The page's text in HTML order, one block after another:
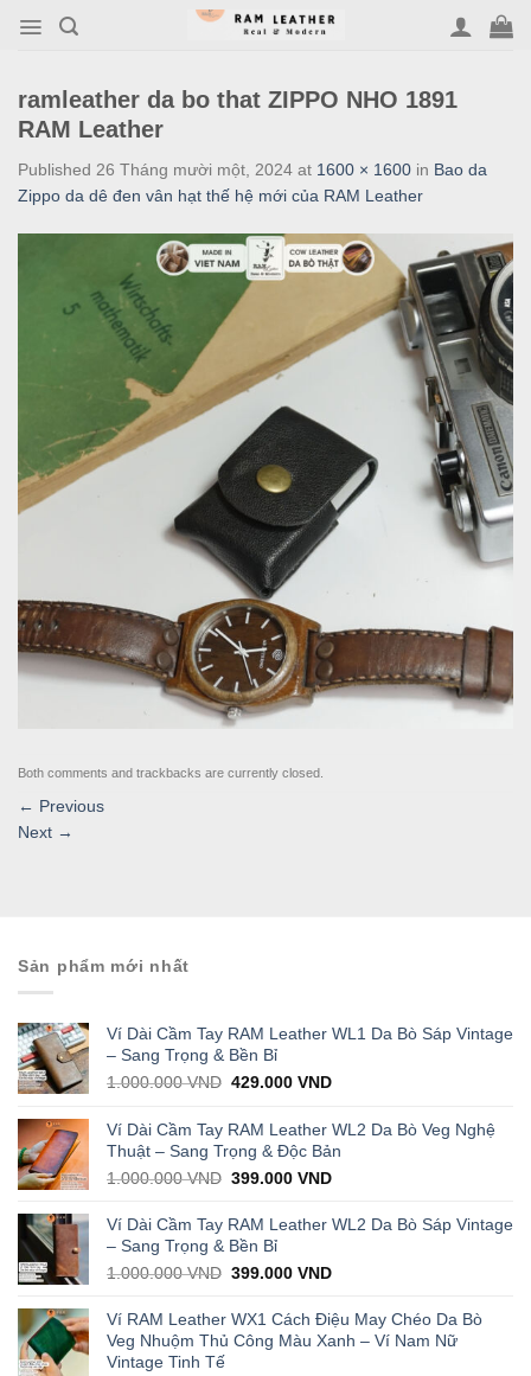
ramleather da bo that ZIPPO NHO 1891
RAM Leather
Published 26 Tháng mười một, 2024 at 1600 × 1600 in Bao da
Zippo da dê đen vân hạt thế hệ mới của RAM Leather
Both comments and trackbacks are currently closed.
← Previous
Next →
Sản phẩm mới nhất
Ví Dài Cầm Tay RAM Leather WL1 Da Bò Sáp Vintage
– Sang Trọng & Bền Bỉ
1.000.000VND Original
was:
1.000.000 VND.
429.000VNDCurrent
is:
429.000 VND.
Ví Dài Cầm Tay RAM Leather WL2 Da Bò Veg Nghệ
Thuật – Sang Trọng & Độc Bản
1.000.000VND Original
was:
1.000.000 VND.
399.000VNDCurrent
is:
Ví Dài Cầm Tay RAM Leather WL2 Da Bò Sáp Vintage
– Sang Trọng & Bền Bỉ
1.000.000VND Original
was:
1.000.000 VND.
399.000VNDCurrent
is:
399.000 VND.
Ví RAM Leather WX1 Cách Điệu May Chéo Da Bò
Veg Nhuộm Thủ Công Màu Xanh – Ví Nam Nữ
Vintage Tinh Tế